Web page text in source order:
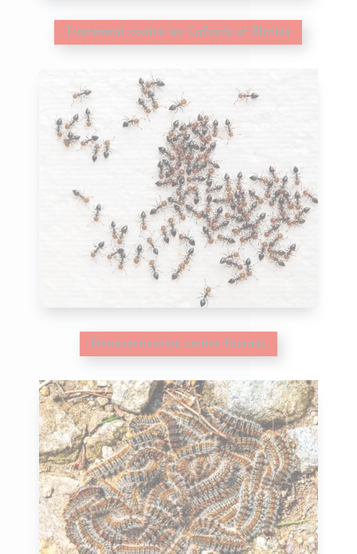
Traitement contre les Cafards et Blattes
Désinsectisation contre fourmis